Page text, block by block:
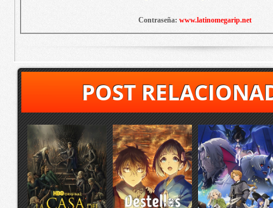
Contraseña: www.latinomegarip.net
POST